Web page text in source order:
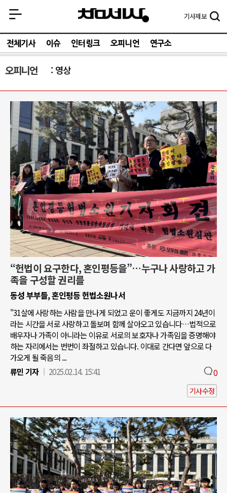
기사제보
전체기사 이슈 인터링크 오피니언 연구소
오피니언 영상
“헌법이 요구한다, 혼인평등을”…누구나 사랑하고 가
족을 구성할 권리를
동성 부부들, 혼인평등 헌법소원나서
"31살에 사랑하는 사람을 만나게 되었고 운이 좋게도 지금까지 24년이
라는 시간을 서로 사랑하고 돌보며 함께 살아오고 있습니다…법적으로
배우자나 가족이 아니라는 이유로 서로의 보호자나 가족임을 증명해야
하는 자리에서는 번번이 좌절하고 있습니다. 이대로 간다면 앞으로 다
가오게 될 죽음의 ...
류민 기자
2025.02.14. 15:41 0
기사수정